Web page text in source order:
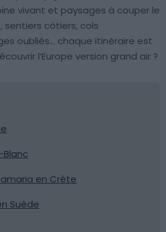
vivant et paysages à couper le
sentiers côtiers, cols
oubliés… chaque itinéraire est
l’Europe version grand air ?
Blanc
en Crète
Suède